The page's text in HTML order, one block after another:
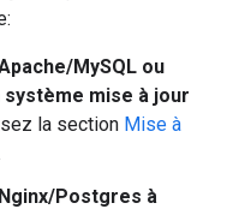
MySQL ou
système mise à jour
la section Mise à
Postgres à